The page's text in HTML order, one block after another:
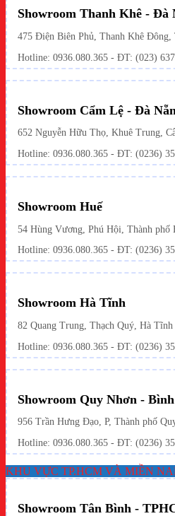
Showroom Thanh Khê - Đà
475 Điện Biên Phủ, Thanh Khê Đông,
Hotline: 0936.080.365 - ĐT: (023)
Showroom Cẩm Lệ - Đà
652 Nguyễn Hữu Thọ, Khuê Trung,
Hotline: 0936.080.365 - ĐT: (0236)
Showroom Huế
54 Hùng Vương, Phú Hội, Thành phố
Hotline: 0936.080.365 - ĐT: (0236)
Showroom Hà Tĩnh
82 Quang Trung, Thạch Quý, Hà Tĩnh
Hotline: 0936.080.365 - ĐT: (0236)
Showroom Quy Nhơn -
956 Trần Hưng Đạo, P, Thành phố
Hotline: 0936.080.365 - ĐT: (0236)
KHU VỰC TP.HCM VÀ MIỀN
Showroom Tân Bình -